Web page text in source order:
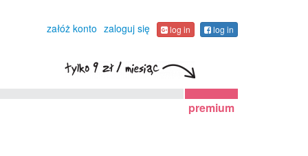
załóż konto zaloguj się log in log in
premium